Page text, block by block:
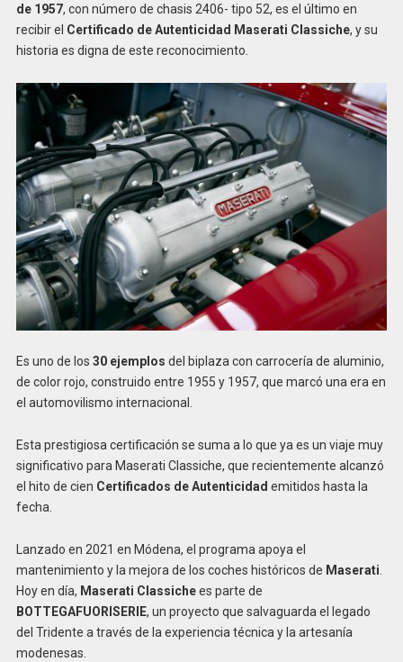
de 1957, con número de chasis 2406- tipo 52, es el último en
recibir el Certificado de Autenticidad Maserati Classiche, y su
historia es digna de este reconocimiento.
Es uno de los 30 ejemplos del biplaza con carrocería de aluminio,
de color rojo, construido entre 1955 y 1957, que marcó una era en
el automovilismo internacional.
Esta prestigiosa certificación se suma a lo que ya es un viaje muy
significativo para Maserati Classiche, que recientemente alcanzó
el hito de cien Certificados de Autenticidad emitidos hasta la
fecha.
Lanzado en 2021 en Módena, el programa apoya el
mantenimiento y la mejora de los coches históricos de Maserati
Hoy en día, Maserati Classichees parte de
BOTTEGAFUORISERIE, un proyecto que salvaguarda el legado
del Tridente a través de la experiencia técnica y la artesanía
modenesas.